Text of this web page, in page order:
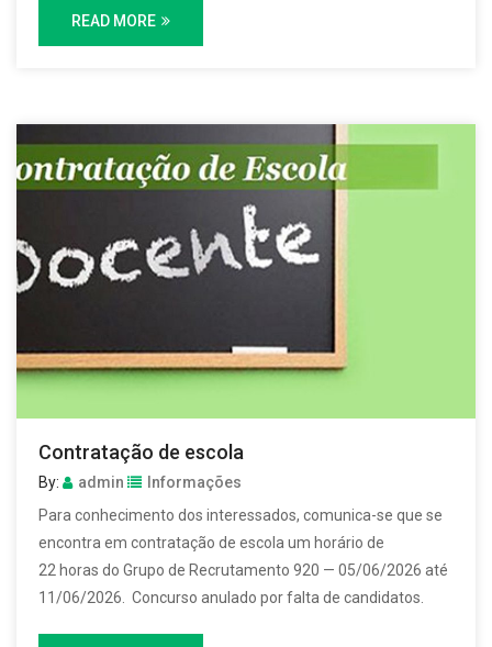
READ MORE
Contratação de escola
By: admin
Informações
Para conhecimento dos interessados, comunica-se que se
encontra em contratação de escola um horário de
22 horas do Grupo de Recrutamento 920 — 05/06/2026 até
11/06/2026. Concurso anulado por falta de candidatos.